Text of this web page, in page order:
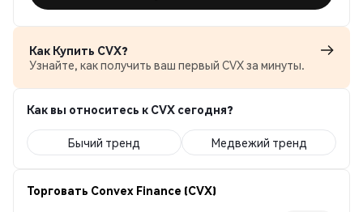
Как Купить CVX?
Узнайте, как получить ваш первый CVX за минуты.
Как вы относитесь к CVX сегодня?
Бычий тренд Медвежий тренд
Торговать Convex Finance (CVX)